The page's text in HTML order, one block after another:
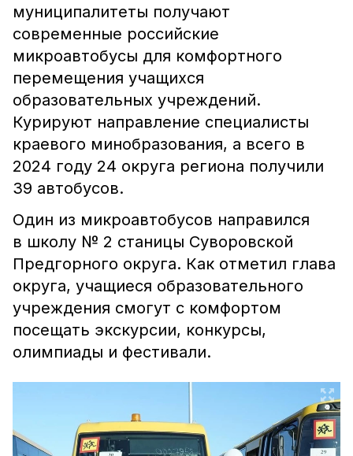
муниципалитеты получают
современные российские
микроавтобусы для комфортного
перемещения учащихся
образовательных учреждений.
Курируют направление специалисты
краевого минобразования, а всего в
2024 году 24 округа региона получили
39 автобусов.
Один из микроавтобусов направился
в школу № 2 станицы Суворовской
Предгорного округа. Как отметил глава
округа, учащиеся образовательного
учреждения смогут с комфортом
посещать экскурсии, конкурсы,
олимпиады и фестивали.